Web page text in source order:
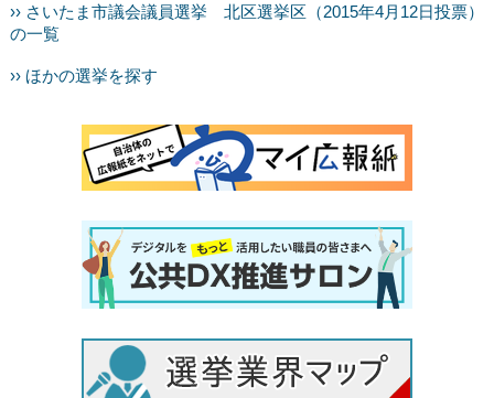
›› さいたま市議会議員選挙 北区選挙区（2015年4月12日投票）
の一覧
›› ほかの選挙を探す